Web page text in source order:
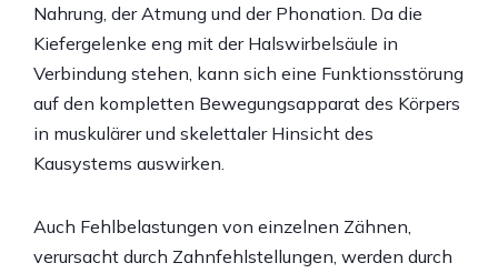
Nahrung, der Atmung und der Phonation. Da die
Kiefergelenke eng mit der Halswirbelsäule in
Verbindung stehen, kann sich eine Funktionsstörung
auf den kompletten Bewegungsapparat des Körpers
in muskulärer und skelettaler Hinsicht des
Kausystems auswirken.
Auch Fehlbelastungen von einzelnen Zähnen,
verursacht durch Zahnfehlstellungen, werden durch